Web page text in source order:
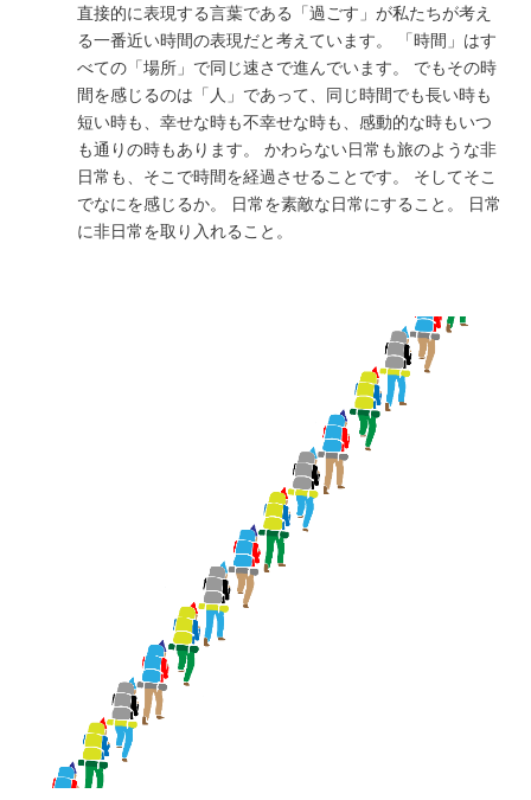
直接的に表現する言葉である「過ごす」が私たちが考え
る一番近い時間の表現だと考えています。 「時間」はす
べての「場所」で同じ速さで進んでいます。 でもその時
間を感じるのは「人」であって、同じ時間でも長い時も
短い時も、幸せな時も不幸せな時も、感動的な時もいつ
も通りの時もあります。 かわらない日常も旅のような非
日常も、そこで時間を経過させることです。 そしてそこ
でなにを感じるか。 日常を素敵な日常にすること。 日常
に非日常を取り入れること。